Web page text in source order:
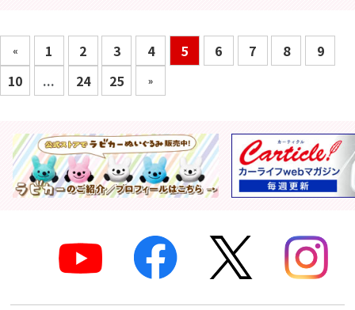
« 1 2 3 4 5 6 7 8
9
10
... 24 25 »